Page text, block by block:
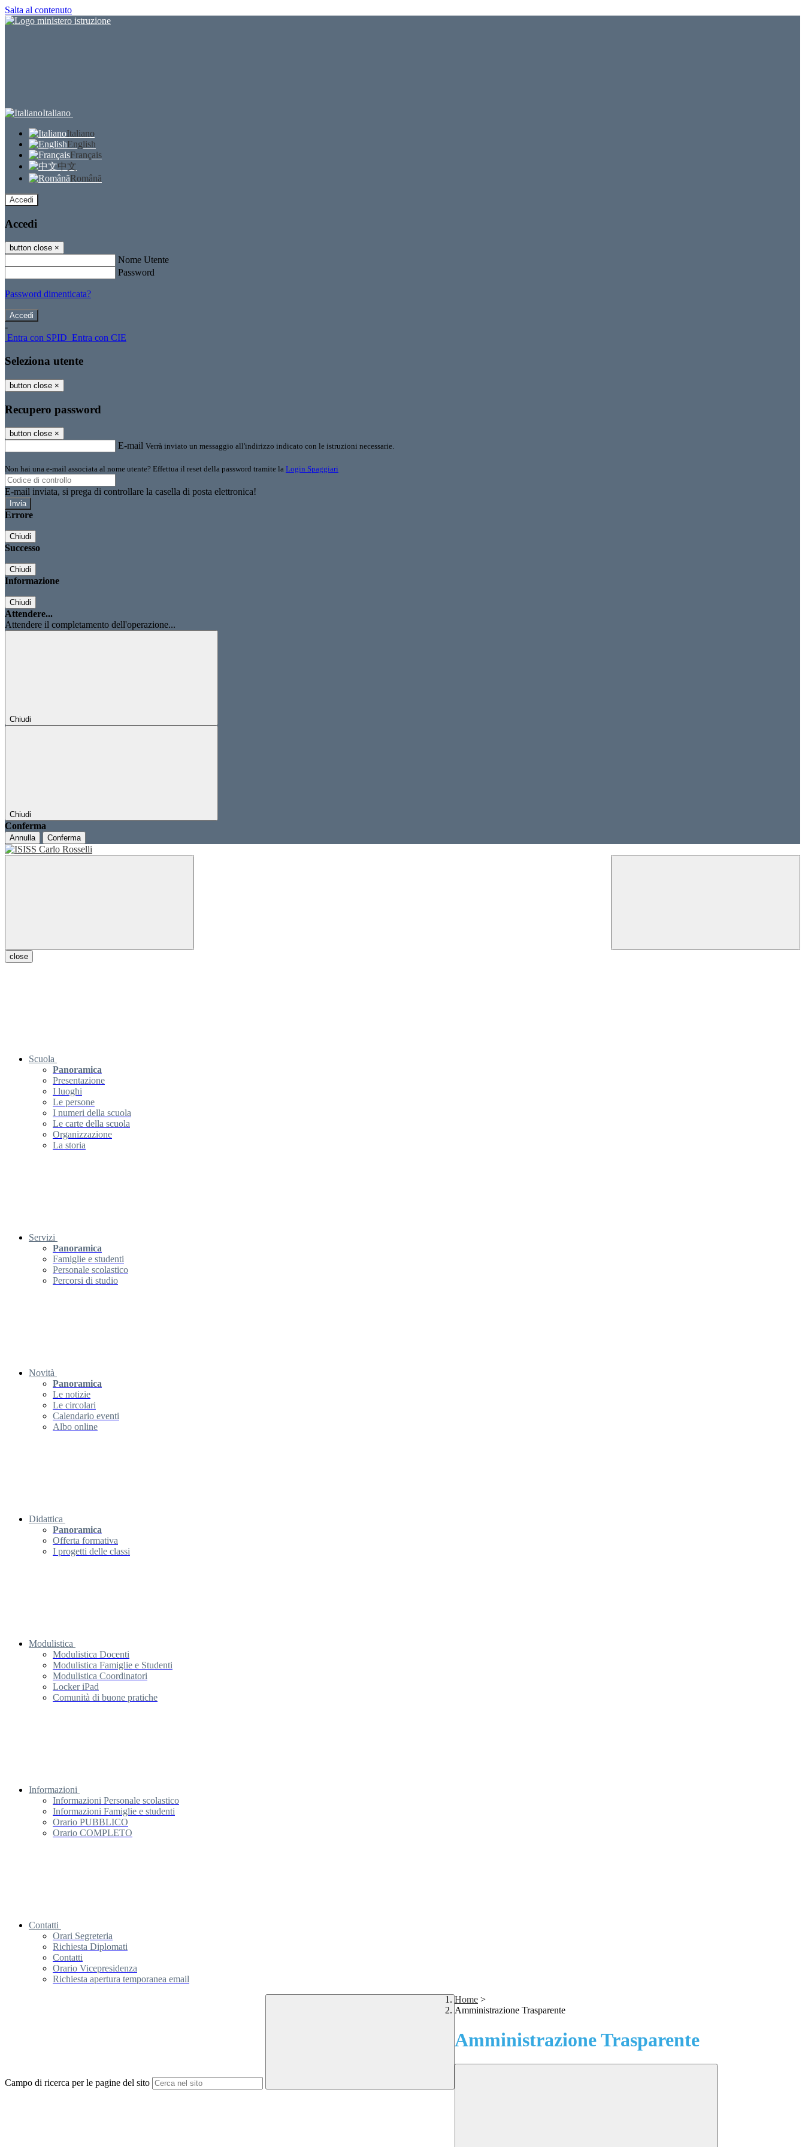
Salta al contenuto
Italiano
Italiano
English
Français
中文
Română
Accedi
Accedi
button close ×
Nome Utente
Password
Password dimenticata?
-
Entra con SPID Entra con CIE
Seleziona utente
button close ×
Recupero password
button close ×
E-mail Verrà inviato un messaggio all'indirizzo indicato con le istruzioni necessarie.
Non hai una e-mail associata al nome utente? Effettua il reset della password tramite la Login Spaggiari
E-mail inviata, si prega di controllare la casella di posta elettronica!
Errore
Chiudi
Successo
Chiudi
Informazione
Chiudi
Attendere...
Attendere il completamento dell'operazione...
Chiudi
Chiudi
Conferma
Annulla Conferma
close
Scuola
Panoramica
Presentazione
I luoghi
Le persone
I numeri della scuola
Le carte della scuola
Organizzazione
La storia
Servizi
Panoramica
Famiglie e studenti
Personale scolastico
Percorsi di studio
Novità
Panoramica
Le notizie
Le circolari
Calendario eventi
Albo online
Didattica
Panoramica
Offerta formativa
I progetti delle classi
Modulistica
Modulistica Docenti
Modulistica Famiglie e Studenti
Modulistica Coordinatori
Locker iPad
Comunità di buone pratiche
Informazioni
Informazioni Personale scolastico
Informazioni Famiglie e studenti
Orario PUBBLICO
Orario COMPLETO
Contatti
Orari Segreteria
Richiesta Diplomati
Contatti
Orario Vicepresidenza
Richiesta apertura temporanea email
Campo di ricerca per le pagine del sito
Home >
Amministrazione Trasparente
Amministrazione Trasparente